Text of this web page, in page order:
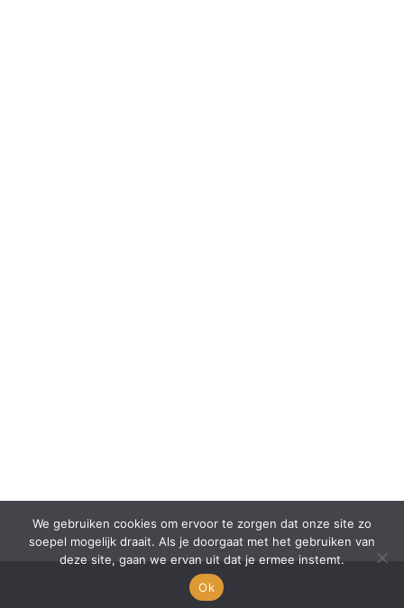
© BEE your mirror | Marcel van Hemert
We gebruiken cookies om ervoor te zorgen dat onze site zo
soepel mogelijk draait. Als je doorgaat met het gebruiken van
deze site, gaan we ervan uit dat je ermee instemt.
Ok